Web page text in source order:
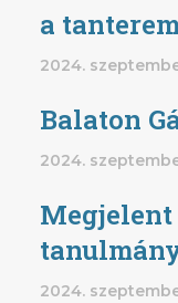
a
2024.
Balaton
2024.
Megjelent
2024.